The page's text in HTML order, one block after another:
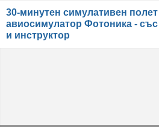
30-минутен симулативен полет
авиосимулатор Фотоника -
и инструктор